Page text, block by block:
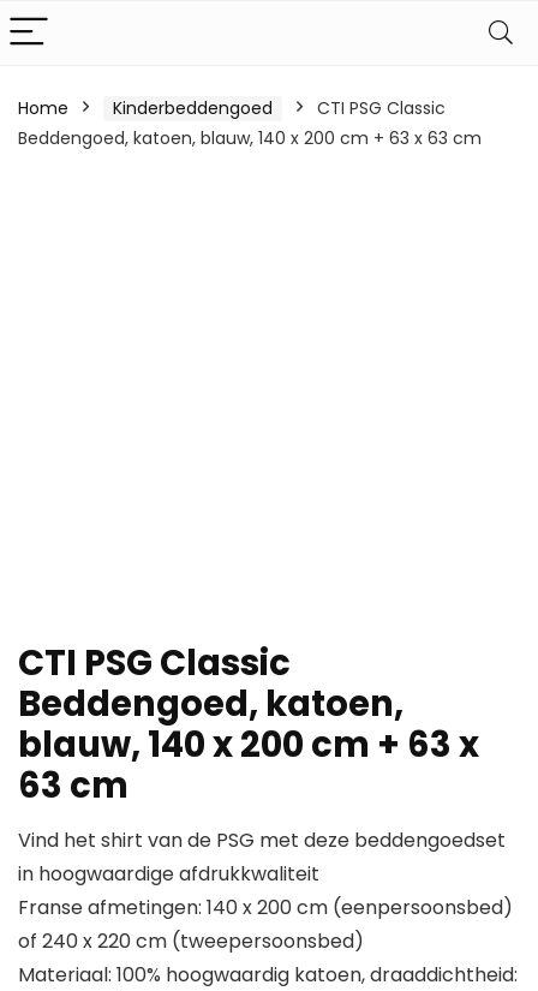
Home Kinderbeddengoed
CTI PSG Classic
Beddengoed, katoen, blauw, 140 x 200 cm + 63 x 63 cm
CTI PSG Classic
Beddengoed, katoen,
blauw, 140 x 200 cm + 63 x
63 cm
Vind het shirt van de PSG met deze beddengoedset
in hoogwaardige afdrukkwaliteit
Franse afmetingen: 140 x 200 cm (eenpersoonsbed)
of 240 x 220 cm (tweepersoonsbed)
Materiaal: 100% hoogwaardig katoen, draaddichtheid: